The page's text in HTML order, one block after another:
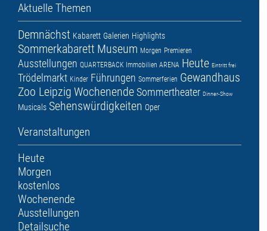
Aktuelle Themen
Demnächst Kabarett Galerien Highlights
Sommerkabarett Museum Morgen Premieren
Ausstellungen QUARTERBACK Immobilien ARENA Heute Eintritt frei
Trödelmarkt Kinder Führungen Sommerferien Gewandhaus
Zoo Leipzig WochenendeSommertheater Dinner-Show
Musicals Sehenswürdigkeiten Oper
Veranstaltungen
Heute
Morgen
kostenlos
Wochenende
Ausstellungen
Detailsuche